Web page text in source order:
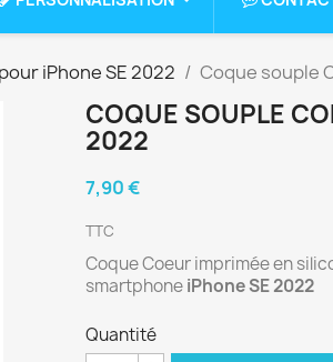
iPhone SE 2022 Coque souple
COQUE SOUPLE
2022
7,90 €
TTC
Coque Coeur imprimée en
smartphoneiPhone SE 2022
Quantité